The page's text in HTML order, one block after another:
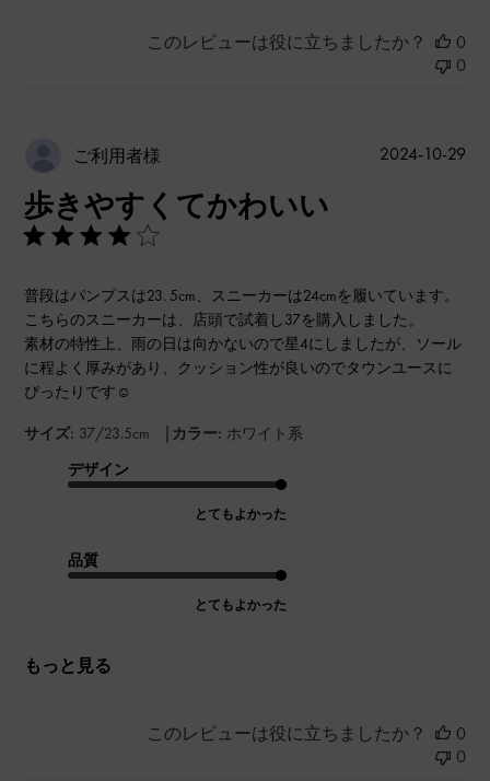
このレビューは役に立ちましたか？
0
0
ご利用者様
歩きやすくてかわいい
普段はパンプスは23. 5cm、スニーカーは24cmを履いています。
こちらのスニーカーは、店頭で試着し37を購入しました。
素材の特性上、雨の日は向かないので星4にしましたが、ソール
に程よく厚みがあり、クッション性が良いのでタウンユースに
ぴったりです☺︎
サイズ: 37/23.5cm | カラー: ホワイト系
デザイン
とてもよかった
品質
とてもよかった
もっと見る
公
2024-10-29
このレビューは役に立ちましたか？
0
0